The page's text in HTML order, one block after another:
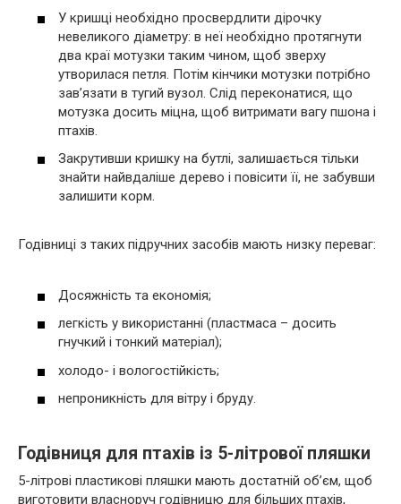
У кришці необхідно просвердлити дірочку
невеликого діаметру: в неї необхідно протягнути
два краї мотузки таким чином, щоб зверху
утворилася петля. Потім кінчики мотузки потрібно
зав’язати в тугий вузол. Слід переконатися, що
мотузка досить міцна, щоб витримати вагу пшона і
птахів.
Закрутивши кришку на бутлі, залишається тільки
знайти найвдаліше дерево і повісити її, не забувши
залишити корм.
Годівниці з таких підручних засобів мають низку переваг:
Досяжність та економія;
легкість у використанні (пластмаса – досить
гнучкий і тонкий матеріал);
холодо- і вологостійкість;
непроникність для вітру і бруду.
Годівниця для птахів із 5-літрової пляшки
5-літрові пластикові пляшки мають достатній об’єм, щоб
виготовити власноруч годівницю для більших птахів,